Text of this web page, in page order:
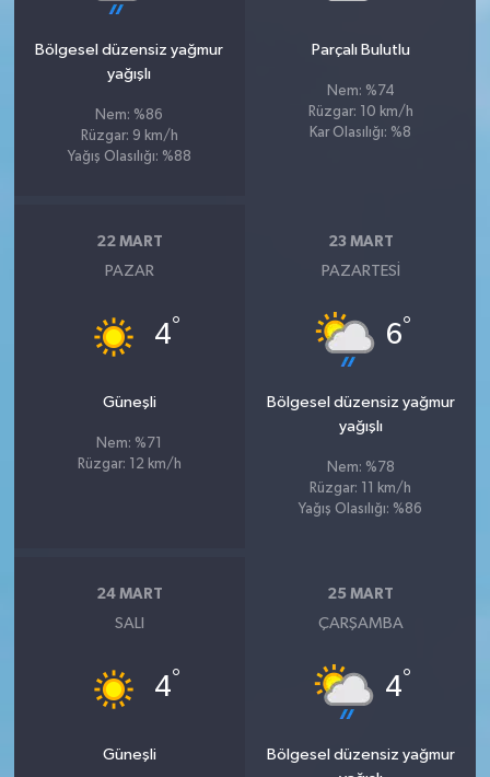
Bölgesel düzensiz yağmur
yağışlı
Nem: %86
Rüzgar: 9 km/h
Yağış Olasılığı: %88
Parçalı Bulutlu
Nem: %74
Rüzgar: 10 km/h
Kar Olasılığı: %8
22 MART
PAZAR
4°
Güneşli
Nem: %71
Rüzgar: 12 km/h
23 MART
PAZARTESI
6°
Bölgesel düzensiz yağmur
yağışlı
Nem: %78
Rüzgar: 11 km/h
Yağış Olasılığı: %86
24 MART
SALI
4°
Güneşli
25 MART
ÇARŞAMBA
4°
Bölgesel düzensiz yağmur